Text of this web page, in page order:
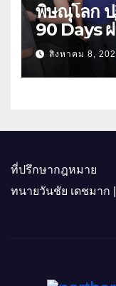
พิษณุโลก
90 Days
พิชิตยาเสพ
ยาเสพติดส
4 ราย
สิงหาคม 8,
ที่ปรึกษากฎหมาย
ทนายวันชัย เดชมาก